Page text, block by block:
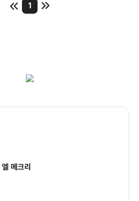
1
메크리